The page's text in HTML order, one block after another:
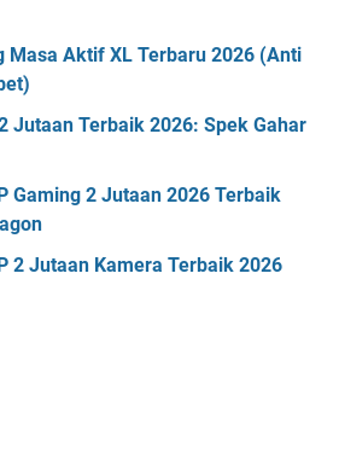
Masa Aktif XL Terbaru 2026 (Anti
Jutaan Terbaik 2026: Spek Gahar
Gaming 2 Jutaan 2026 Terbaik
2 Jutaan Kamera Terbaik 2026